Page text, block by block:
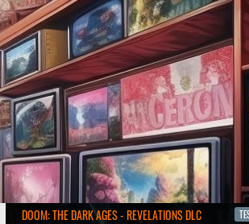
DOOM: THE DARK AGES - REVELATIONS DLC